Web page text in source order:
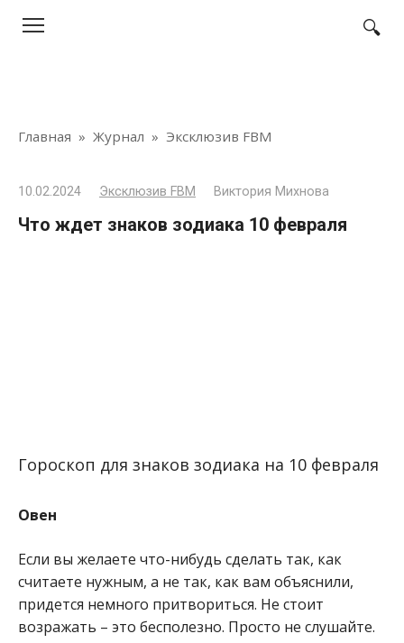
Главная » Журнал » Эксклюзив FBM
10.02.2024 Эксклюзив FBM Виктория Михнова
Что ждет знаков зодиака 10 февраля
Гороскоп для знаков зодиака на 10 февраля
Овен
Если вы желаете что-нибудь сделать так, как
считаете нужным, а не так, как вам объяснили,
придется немного притвориться. Не стоит
возражать – это бесполезно. Просто не слушайте.